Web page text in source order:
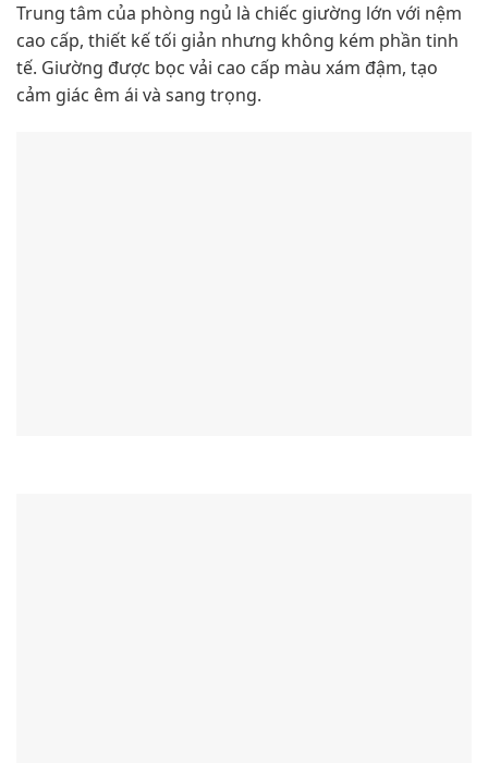
Trung tâm của phòng ngủ là chiếc giường lớn với nệm
cao cấp, thiết kế tối giản nhưng không kém phần tinh
tế. Giường được bọc vải cao cấp màu xám đậm, tạo
cảm giác êm ái và sang trọng.